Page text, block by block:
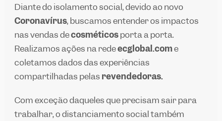
Diante do isolamento social, devido ao novo
Coronavírus, buscamos entender os impactos
nas vendas decosméticosporta a porta.
Realizamos ações na redeecglobal.come
coletamos dados das experiências
compartilhadas pelas revendedoras.
Com exceção daqueles que precisam sair para
trabalhar, o distanciamento social também